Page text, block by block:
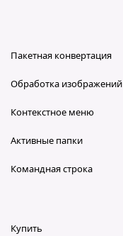
Пакетная конвертация
Обработка изображений
Контекстное меню
Активные папки
Командная строка
Купить